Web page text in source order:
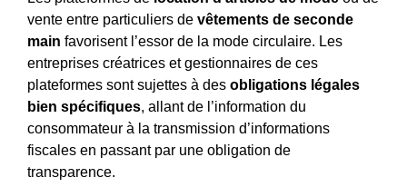
vente entre particuliers de vêtements de seconde
main favorisent l’essor de la mode circulaire. Les
entreprises créatrices et gestionnaires de ces
plateformes sont sujettes à des obligations légales
bien spécifiques, allant de l’information du
consommateur à la transmission d’informations
fiscales en passant par une obligation de
transparence.